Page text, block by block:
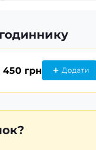
450 грн Додати